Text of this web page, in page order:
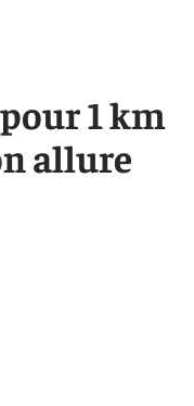
1 km
allure